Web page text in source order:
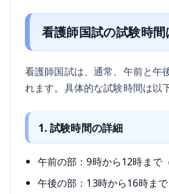
看護師国試の試験時間
看護師国試は、通常、午前と午
れます。具体的な試験時間は以
1. 試験時間の詳細
午前の部：9時から12時まで
午後の部：13時から16時まで